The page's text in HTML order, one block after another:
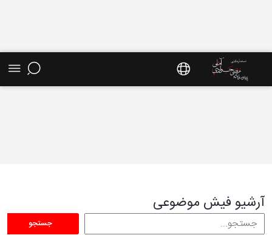
آرشیو فیش موضوعی
جستجو